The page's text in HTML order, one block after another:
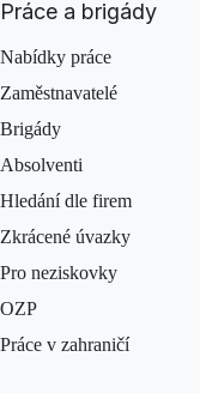
Práce a brigády
Nabídky práce
Zaměstnavatelé
Brigády
Absolventi
Hledání dle firem
Zkrácené úvazky
Pro neziskovky
OZP
Práce v zahraničí